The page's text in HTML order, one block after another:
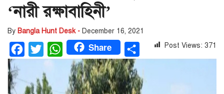
‘নারী রক্ষাবাহিনী’
By Bangla Hunt Desk - December 16, 2021
Facebook WhatsApp
Share
Share
Post Views: 371